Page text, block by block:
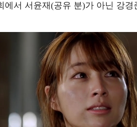
에서 서윤재(공유 분)가 아닌 강경